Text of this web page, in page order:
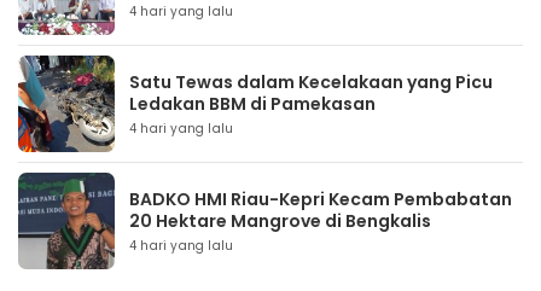
4 hari yang lalu
Satu Tewas dalam Kecelakaan yang Picu
Ledakan BBM di Pamekasan
4 hari yang lalu
BADKO HMI Riau-Kepri Kecam Pembabatan
20 Hektare Mangrove di Bengkalis
4 hari yang lalu